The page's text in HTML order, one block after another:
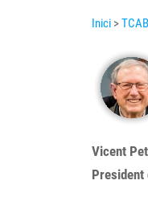
Inici >
Vicent
President